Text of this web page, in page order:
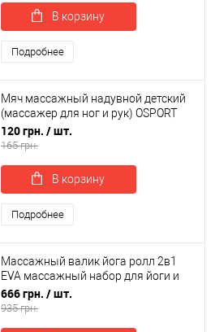
В корзину
Подробнее
Мяч массажный надувной детский
(массажер для ног и рук) OSPORT
15см (MS 4525)
120 грн. / шт.
165 грн.
В корзину
Подробнее
Массажный валик йога ролл 2в1
EVA массажный набор для йоги и
фитнеса для массажа и растяжки
OSPORT (OF-0319)
666 грн. / шт.
935 грн.